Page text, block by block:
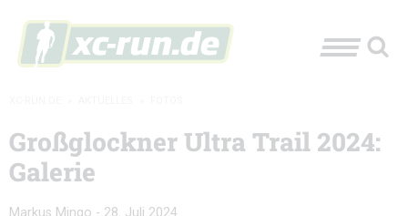
Großglockner Ultra Trail 2024:
Galerie
Markus Mingo - 28. Juli 2024